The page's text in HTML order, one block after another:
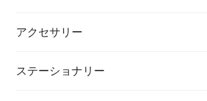
長財布
アクセサリー
イヤリング＆ピアス
ステーショナリー